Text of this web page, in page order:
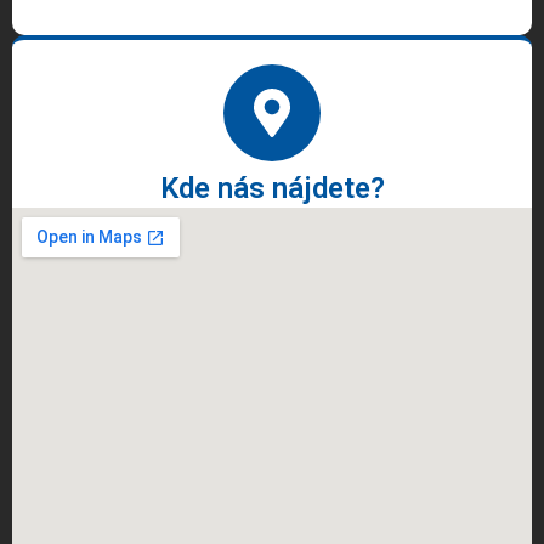
Kde nás nájdete?